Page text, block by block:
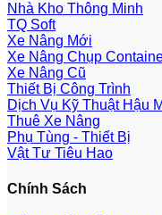
Nhà Kho Thông Minh
TQ Soft
Xe Nâng Mới
Xe Nâng Chụp
Xe Nâng Cũ
Thiết Bị Công Trình
Dịch Vụ Kỹ Thuật Hậu
Thuê Xe Nâng
Phụ Tùng - Thiết Bị
Vật Tư Tiêu Hao
Chính Sách